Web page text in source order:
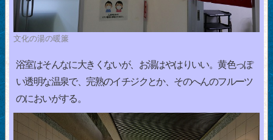
文化の湯の暖簾
浴室はそんなに大きくないが、お湯はやはりいい。黄色っぽ
い透明な温泉で、完熟のイチジクとか、そのへんのフルーツ
のにおいがする。